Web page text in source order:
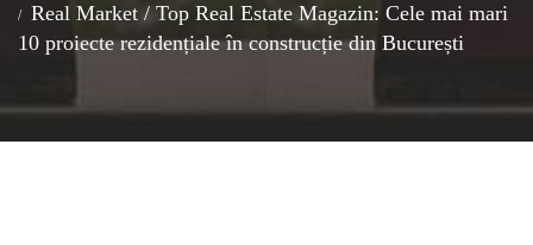
Real Market / Top Real Estate Magazin: Cele mai mari
10 proiecte rezidențiale în construcție din București